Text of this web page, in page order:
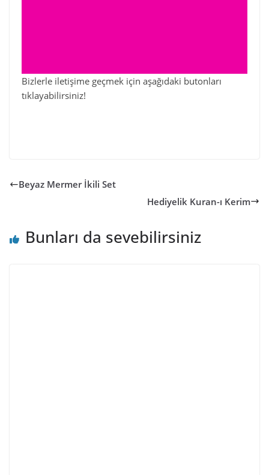
Bizlerle iletişime geçmek için aşağıdaki butonları
tıklayabilirsiniz!
Beyaz Mermer İkili Set
Hediyelik Kuran-ı Kerim
Bunları da sevebilirsiniz